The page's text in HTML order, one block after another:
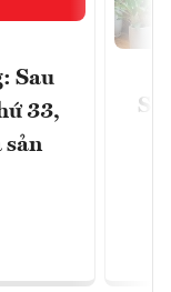
Sau
33,
sản